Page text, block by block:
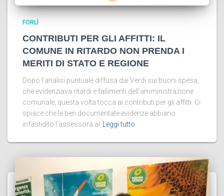
FORLÌ
CONTRIBUTI PER GLI AFFITTI: IL
COMUNE IN RITARDO NON PRENDA I
MERITI DI STATO E REGIONE
Dopo l’analisi puntuale diffusa dai Verdi sui buoni spesa,
che evidenziava ritardi e fallimenti dell’amministrazione
comunale, questa volta tocca ai contributi per gli affitti. Ci
spiace che le ben documentate evidenze abbiano
infastidito l’assessora al
Leggi tutto